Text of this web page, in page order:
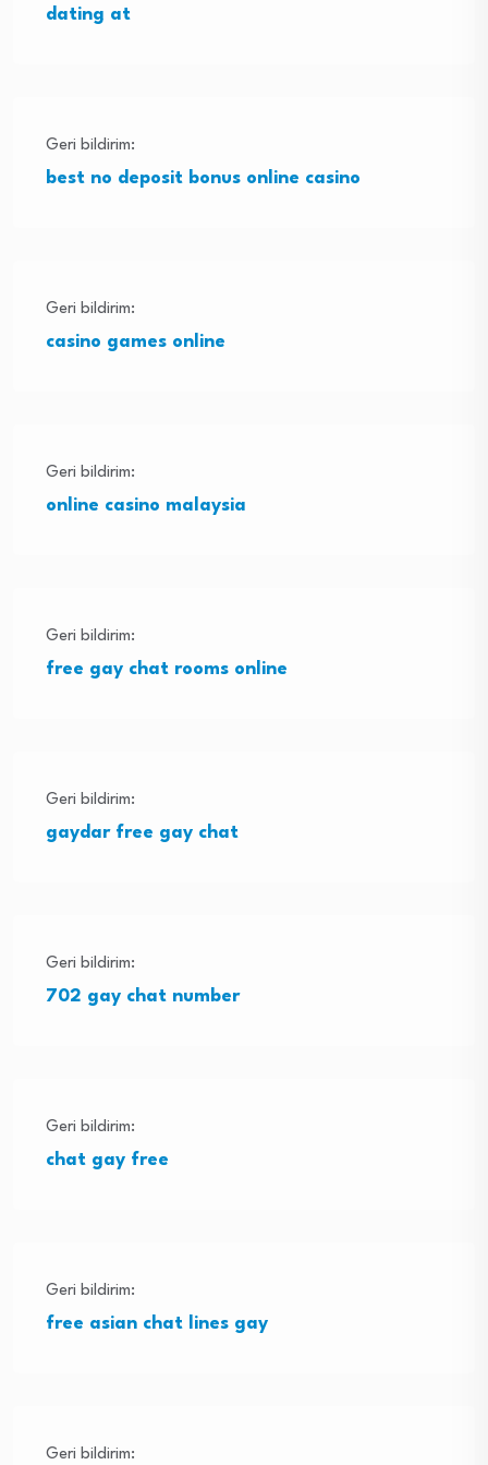
dating at
Geri bildirim:
best no deposit bonus online casino
Geri bildirim:
casino games online
Geri bildirim:
online casino malaysia
Geri bildirim:
free gay chat rooms online
Geri bildirim:
gaydar free gay chat
Geri bildirim:
702 gay chat number
Geri bildirim:
chat gay free
Geri bildirim:
free asian chat lines gay
Geri bildirim: